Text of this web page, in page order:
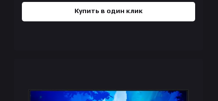
Купить в один клик